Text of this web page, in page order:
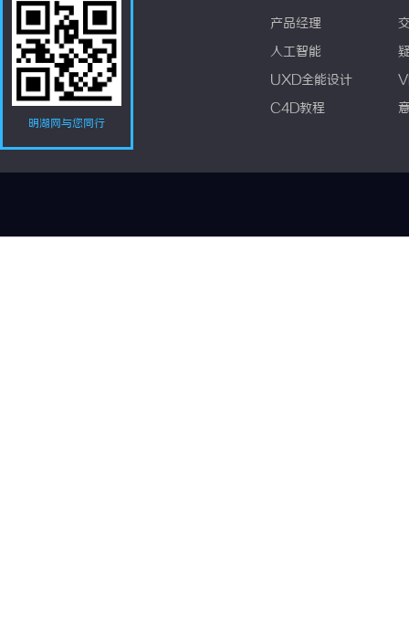
明湖网与您同行
产品经理
人工智能
UXD全能设计
C4D教程